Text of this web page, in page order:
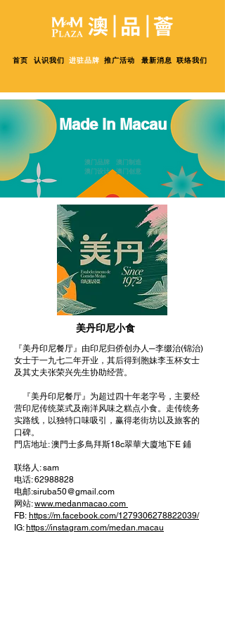
首页 认识我们 进驻品牌 推广活动 最新消息 联络我们
Made in Macau
澳门品牌 澳门制造
澳门设计 澳门创意
美丹印尼小食
『美丹印尼餐厅』由印尼归侨创办人─李缀治(锦治)
女士于一九七二年开业，其后得到胞妹李玉杯女士
及其丈夫张荣兴先生协助经营。
『美丹印尼餐厅』为超过四十年老字号，主要经
营印尼传统菜式及南洋风味之糕点小食。走传统务
实路线，以独特口味吸引，赢得老街坊以及旅客的
口碑。
門店地址: 澳門士多鳥拜斯18c翠華大廈地下E 鋪
联络人: sam
电话:62988828
电邮:siruba50@gmail.com
网站:www.medanmacao.com
FB: https://m.facebook.com/1279306278822039/
IG: https://instagram.com/medan.macau